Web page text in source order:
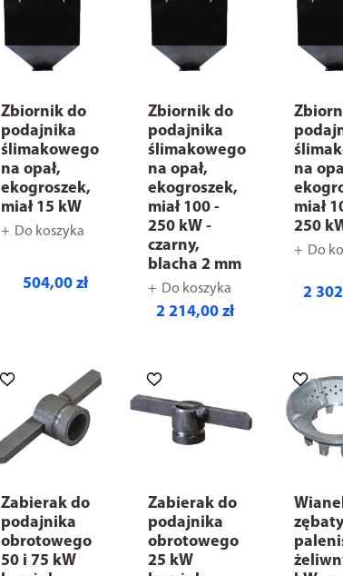
Zbiornik do
podajnika
ślimakowego
na opał,
ekogroszek,
miał 15 kW
Do koszyka
504,00 zł
Zbiornik do
podajnika
ślimakowego
na opał,
ekogroszek,
miał 100 -
250 kW -
czarny,
blacha 2 mm
Do koszyka
2 214,00 zł
na
miał
250
Do
2
Zabierak do
podajnika
obrotowego
50 i 75 kW
Zabierak do
podajnika
obrotowego
25 kW